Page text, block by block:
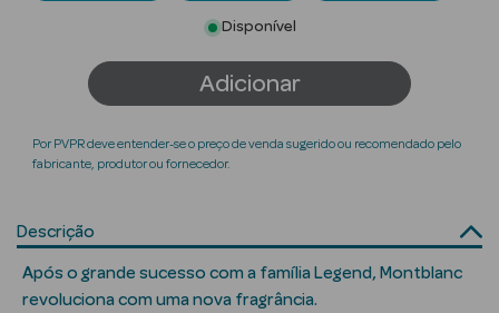
Maquilhagem
Beauty Season
Nutricosmética
Perfumes
Beauty Season
Disponível
Adicionar
Por PVPR deve entender-se o preço de venda sugerido ou recomendado pelo
fabricante, produtor ou fornecedor.
Descrição
Após o grande sucesso com a família Legend, Montblanc
revoluciona com uma nova fragrância.